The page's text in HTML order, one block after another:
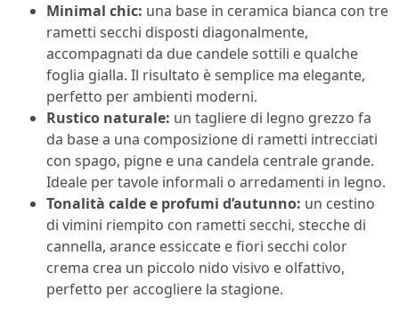
Minimal chic: una base in ceramica bianca con tre
rametti secchi disposti diagonalmente,
accompagnati da due candele sottili e qualche
foglia gialla. Il risultato è semplice ma elegante,
perfetto per ambienti moderni.
Rustico naturale: un tagliere di legno grezzo fa
da base a una composizione di rametti intrecciati
con spago, pigne e una candela centrale grande.
Ideale per tavole informali o arredamenti in legno.
Tonalità calde e profumi d’autunno: un cestino
di vimini riempito con rametti secchi, stecche di
cannella, arance essiccate e fiori secchi color
crema crea un piccolo nido visivo e olfattivo,
perfetto per accogliere la stagione.